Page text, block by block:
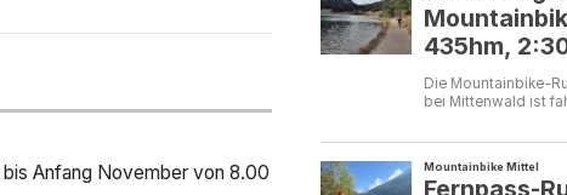
bis Anfang November von 8.00